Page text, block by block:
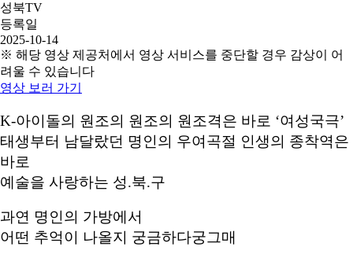
성북TV
등록일
2025-10-14
※ 해당 영상 제공처에서 영상 서비스를 중단할 경우 감상이 어
려울 수 있습니다
영상 보러 가기
K-아이돌의 원조의 원조의 원조격은 바로 ‘여성국극’
태생부터 남달랐던 명인의 우여곡절 인생의 종착역은
바로
예술을 사랑하는 성.북.구
과연 명인의 가방에서
어떤 추억이 나올지 궁금하다궁그매